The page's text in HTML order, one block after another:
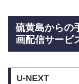
硫黄島からの
画配信サービ
U-NEXT